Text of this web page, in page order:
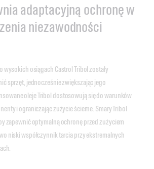
adaptacyjną ochronę w
niezawodności
wysokich osiągach Castrol Tribol zostały
sprzęt, jednocześnie zwiększając jego
oleje Tribol dostosowują się do warunków
i ograniczając zużycie ścierne. Smary Tribol
zapewnić optymalną ochronę przed zużyciem
niski współczynnik tarcia przy ekstremalnych